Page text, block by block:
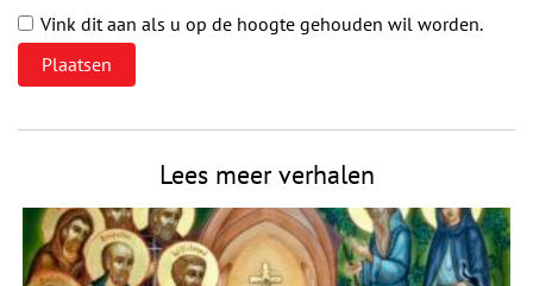
Vink dit aan als u op de hoogte gehouden wil worden.
Lees meer verhalen